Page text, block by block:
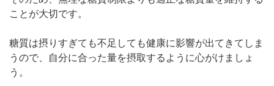
ことが大切です。
糖質は摂りすぎても不足しても健康に影響が出てきてしま
うので、自分に合った量を摂取するように心がけましょ
う。